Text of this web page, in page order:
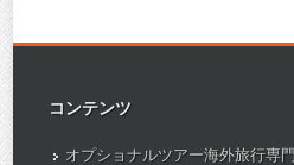
コンテンツ
オプショナルツアー海外旅行専